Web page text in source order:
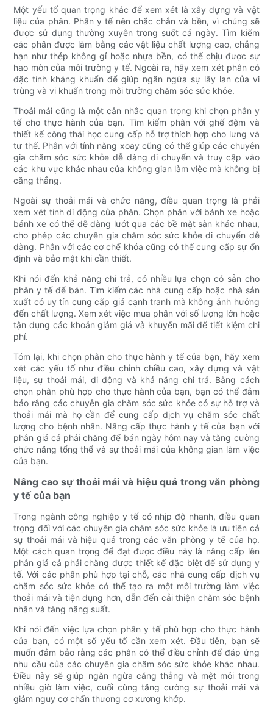
Một yếu tố quan trọng khác để xem xét là xây dựng và vật
liệu của phân. Phân y tế nên chắc chắn và bền, vì chúng sẽ
được sử dụng thường xuyên trong suốt cả ngày. Tìm kiếm
các phân được làm bằng các vật liệu chất lượng cao, chẳng
hạn như thép không gỉ hoặc nhựa bền, có thể chịu được sự
hao mòn của môi trường y tế. Ngoài ra, hãy xem xét phân có
đặc tính kháng khuẩn để giúp ngăn ngừa sự lây lan của vi
trùng và vi khuẩn trong môi trường chăm sóc sức khỏe.
Thoải mái cũng là một cân nhắc quan trọng khi chọn phân y
tế cho thực hành của bạn. Tìm kiếm phân với ghế đệm và
thiết kế công thái học cung cấp hỗ trợ thích hợp cho lưng và
tư thế. Phân với tính năng xoay cũng có thể giúp các chuyên
gia chăm sóc sức khỏe dễ dàng di chuyển và truy cập vào
các khu vực khác nhau của không gian làm việc mà không bị
căng thẳng.
Ngoài sự thoải mái và chức năng, điều quan trọng là phải
xem xét tính di động của phân. Chọn phân với bánh xe hoặc
bánh xe có thể dễ dàng lướt qua các bề mặt sàn khác nhau,
cho phép các chuyên gia chăm sóc sức khỏe di chuyển dễ
dàng. Phân với các cơ chế khóa cũng có thể cung cấp sự ổn
định và bảo mật khi cần thiết.
Khi nói đến khả năng chi trả, có nhiều lựa chọn có sẵn cho
phân y tế để bán. Tìm kiếm các nhà cung cấp hoặc nhà sản
xuất có uy tín cung cấp giá cạnh tranh mà không ảnh hưởng
đến chất lượng. Xem xét việc mua phân với số lượng lớn hoặc
tận dụng các khoản giảm giá và khuyến mãi để tiết kiệm chi
phí.
Tóm lại, khi chọn phân cho thực hành y tế của bạn, hãy xem
xét các yếu tố như điều chỉnh chiều cao, xây dựng và vật
liệu, sự thoải mái, di động và khả năng chi trả. Bằng cách
chọn phân phù hợp cho thực hành của bạn, bạn có thể đảm
bảo rằng các chuyên gia chăm sóc sức khỏe có sự hỗ trợ và
thoải mái mà họ cần để cung cấp dịch vụ chăm sóc chất
lượng cho bệnh nhân. Nâng cấp thực hành y tế của bạn với
phân giá cả phải chăng để bán ngày hôm nay và tăng cường
chức năng tổng thể và sự thoải mái của không gian làm việc
của bạn.
Nâng cao sự thoải mái và hiệu quả trong văn phòng
y tế của bạn
Trong ngành công nghiệp y tế có nhịp độ nhanh, điều quan
trọng đối với các chuyên gia chăm sóc sức khỏe là ưu tiên cả
sự thoải mái và hiệu quả trong các văn phòng y tế của họ.
Một cách quan trọng để đạt được điều này là nâng cấp lên
phân giá cả phải chăng được thiết kế đặc biệt để sử dụng y
tế. Với các phân phù hợp tại chỗ, các nhà cung cấp dịch vụ
chăm sóc sức khỏe có thể tạo ra một môi trường làm việc
thoải mái và tiện dụng hơn, dẫn đến cải thiện chăm sóc bệnh
nhân và tăng năng suất.
Khi nói đến việc lựa chọn phân y tế phù hợp cho thực hành
của bạn, có một số yếu tố cần xem xét. Đầu tiên, bạn sẽ
muốn đảm bảo rằng các phân có thể điều chỉnh để đáp ứng
nhu cầu của các chuyên gia chăm sóc sức khỏe khác nhau.
Điều này sẽ giúp ngăn ngừa căng thẳng và mệt mỏi trong
nhiều giờ làm việc, cuối cùng tăng cường sự thoải mái và
giảm nguy cơ chấn thương cơ xương khớp.